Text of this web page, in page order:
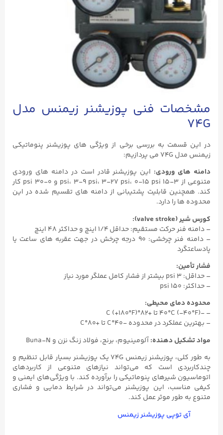
مشخصات فنی پوزیشنر زیمنس مدل
74G
در این قسمت به بررسی برخی از ویژگی های پوزیشنر پنوماتیکی
زیمنس مدل 74G می پردازیم:
دامنه های ورودی: این پوزیشنر قادر است در دامنه های ورودی
متنوعی از ۳-۱۵ psi، ۳-۹ psi، ۳-۲۷ psi، ۰-۱۵ psi و ۰-۳۰ psi کار
کند. همچنین قابلیت پشتیبانی از دامنه های تقسیم شده در این
محدوده ها را دارد.
کورس شیر (valve stroke):
– دامنه فنر حرکت مستقیم: حداقل ۱/۴ اینچ و حداکثر ۴۸ اینچ
– دامنه فنر چرخشی: ۹۰ درجه چرخش در جهت عقربه های ساعت یا
پادساعتگرد
فشار تأمین:
– حداقل: ۳ psi بیشتر از فشار کامل عملگر مورد نیاز
– حداکثر: ۱۵۰ psi
محدوده دمای محیطی:
– -۴۰°C (-۴۰°F) تا +۸۲°C (+۱۸۰°F)
– بهترین عملکرد در محدوده -۴۰°C تا +۸۰°C
مواد تشکیل دهنده:آلومینیوم، برنج، فولاد زنگ نزن و Buna-N
به طور کلی، پوزیشنر زیمنس 74G یک پوزیشنر بسیار قابل تنظیم و
چندکاربردی است که می‌تواند نیازهای متنوعی از کاربردهای
اتوماسیون شیرهای پنوماتیکی را برآورده کند. با ویژگی‌های ایمنی و
کیفی مناسب، این پوزیشنر می‌تواند در شرایط دمایی و فشاری
متنوع به طور موثر عمل کند.
آی توپی پوزیشنر زیمنس